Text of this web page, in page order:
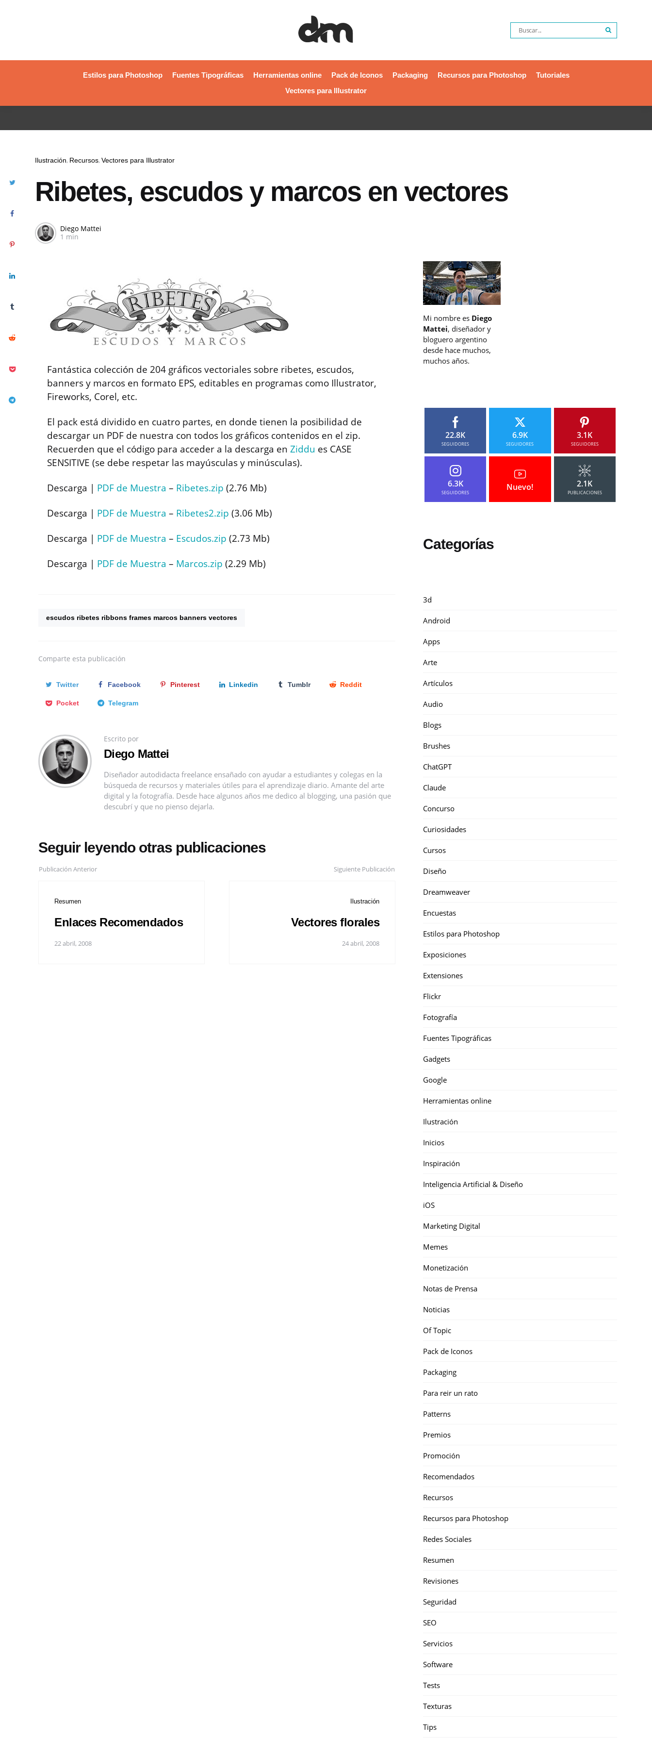
Estilos para Photoshop Fuentes Tipográficas Herramientas online Pack de Iconos Packaging Recursos para Photoshop
Tutoriales
Vectores para Illustrator
Ilustración Recursos Vectores para Illustrator
Ribetes, escudos y marcos en vectores
Diego Mattei
1 min
Fantástica colección de 204 gráficos vectoriales sobre ribetes, escudos,
banners y marcos en formato EPS, editables en programas como Illustrator,
Fireworks, Corel, etc.
El pack está dividido en cuatro partes, en donde tienen la posibilidad de
descargar un PDF de nuestra con todos los gráficos contenidos en el zip.
Recuerden que el código para acceder a la descarga en Ziddu es CASE
SENSITIVE (se debe respetar las mayúsculas y minúsculas).
Descarga | PDF de Muestra – Ribetes.zip (2.76 Mb)
Descarga | PDF de Muestra – Ribetes2.zip (3.06 Mb)
Descarga | PDF de Muestra – Escudos.zip (2.73 Mb)
Descarga | PDF de Muestra – Marcos.zip (2.29 Mb)
escudos ribetes ribbons frames marcos banners vectores
Comparte esta publicación
Twitter Facebook Pinterest Linkedin Tumblr Reddit
Pocket Telegram
Escrito por
Diego Mattei
Diseñador autodidacta freelance ensañado con ayudar a estudiantes y colegas en la
búsqueda de recursos y materiales útiles para el aprendizaje diario. Amante del arte
digital y la fotografía. Desde hace algunos años me dedico al blogging, una pasión que
descubrí y que no pienso dejarla.
Seguir leyendo otras publicaciones
Publicación Anterior
Resumen
Enlaces Recomendados
22 abril, 2008
Siguiente Publicación
Ilustración
Vectores florales
24 abril, 2008
Mi nombre es Diego
Mattei, diseñador y
bloguero argentino
desde hace muchos,
muchos años.
22.8K
SEGUIDORES
6.9K
SEGUIDORES
3.1K
SEGUIDORES
6.3K
SEGUIDORES
Nuevo! 2.1K
PUBLICACIONES
Categorías
3d
Android
Apps
Arte
Artículos
Audio
Blogs
Brushes
ChatGPT
Claude
Concurso
Curiosidades
Cursos
Diseño
Dreamweaver
Encuestas
Estilos para Photoshop
Exposiciones
Extensiones
Flickr
Fotografía
Fuentes Tipográficas
Gadgets
Google
Herramientas online
Ilustración
Inicios
Inspiración
Inteligencia Artificial & Diseño
iOS
Marketing Digital
Memes
Monetización
Notas de Prensa
Noticias
Of Topic
Pack de Iconos
Packaging
Para reir un rato
Patterns
Premios
Promoción
Recomendados
Recursos
Recursos para Photoshop
Redes Sociales
Resumen
Revisiones
Seguridad
SEO
Servicios
Software
Tests
Texturas
Tips